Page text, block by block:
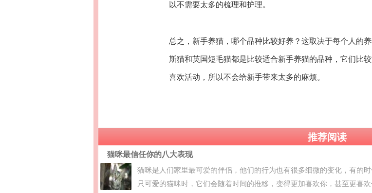
以不需要太多的梳理和护理。
总之，新手养猫，哪个品种比较好养？这取决于每个人的
斯猫和英国短毛猫都是比较适合新手养猫的品种，它们比
喜欢活动，所以不会给新手带来太多的麻烦。
推荐阅读
猫咪最信任你的八大表现
猫咪是人们家里最可爱的伴侣，他们的行为也有很多细微的变化，有的
只可爱的猫咪时，它们会随着时间的推移，变得更加喜欢你，甚至更喜